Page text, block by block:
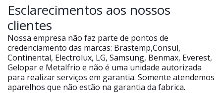
Esclarecimentos aos nossos
clientes
Nossa empresa não faz parte de pontos de
credenciamento das marcas: Brastemp,Consul,
Continental, Electrolux, LG, Samsung, Benmax, Everest,
Gelopar e Metalfrio e não é uma unidade autorizada
para realizar serviços em garantia. Somente atendemos
aparelhos que não estão na garantia da fabrica.